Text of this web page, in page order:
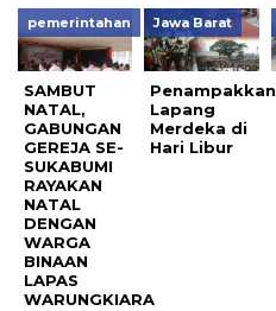
pemerintahan
SAMBUT
NATAL,
GABUNGAN
GEREJA SE-
SUKABUMI
RAYAKAN
NATAL
DENGAN
WARGA
BINAAN
LAPAS
WARUNGKIARA
Jawa Barat
Penampakkan
Lapang
Merdeka di
Hari Libur